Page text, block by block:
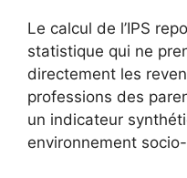
Le calcul de l’IPS
statistique qui ne
directement les
professions des
un indicateur
environnement